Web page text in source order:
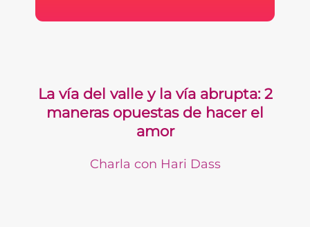
La vía del valle y la vía abrupta: 2
maneras opuestas de hacer el
amor
Charla con Hari Dass